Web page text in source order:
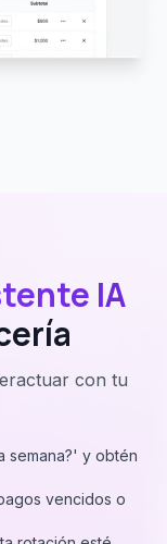
IA
con tu
semana?' y obtén
vencidos o